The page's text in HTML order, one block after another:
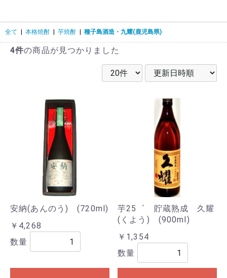
全て 本格焼酎 芋焼酎 種子島酒造・九耀(鹿児島県)
4件の商品が見つかりました
安納(あんのう) (720ml)
￥4,268
数量
芋25゜ 貯蔵熟成 久耀
(くよう) (900ml)
￥1,354
数量